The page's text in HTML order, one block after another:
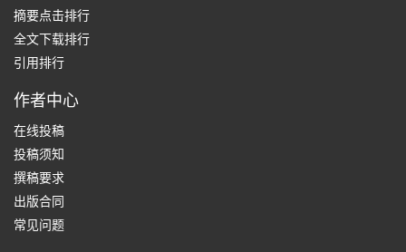
摘要点击排行
全文下载排行
引用排行
作者中心
在线投稿
投稿须知
撰稿要求
出版合同
常见问题